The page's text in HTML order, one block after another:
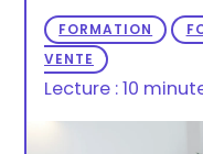
FORMATION
VENTE
Lecture : 10